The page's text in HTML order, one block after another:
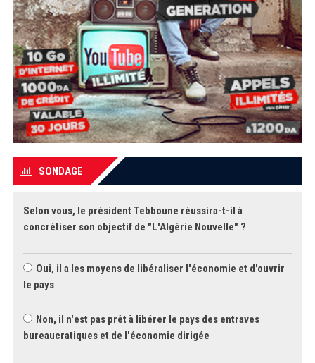
SONDAGE
Selon vous, le président Tebboune réussira-t-il à
concrétiser son objectif de "L'Algérie Nouvelle" ?
Oui, il a les moyens de libéraliser l'économie et d'ouvrir
le pays
Non, il n'est pas prêt à libérer le pays des entraves
bureaucratiques et de l'économie dirigée